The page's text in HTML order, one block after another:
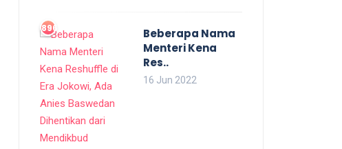
896
Beberapa Nama
Menteri Kena
Res..
16 Jun 2022